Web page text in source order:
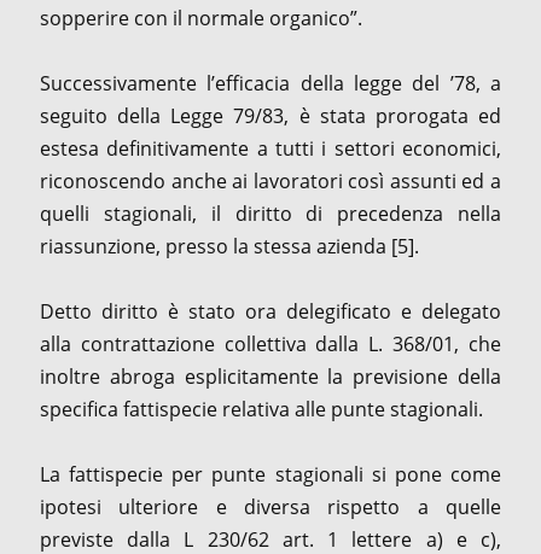
sopperire con il normale organico”.
Successivamente l’efficacia della legge del ’78, a
seguito della Legge 79/83, è stata prorogata ed
estesa definitivamente a tutti i settori economici,
riconoscendo anche ai lavoratori così assunti ed a
quelli stagionali, il diritto di precedenza nella
riassunzione, presso la stessa azienda [5].
Detto diritto è stato ora delegificato e delegato
alla contrattazione collettiva dalla L. 368/01, che
inoltre abroga esplicitamente la previsione della
specifica fattispecie relativa alle punte stagionali.
La fattispecie per punte stagionali si pone come
ipotesi ulteriore e diversa rispetto a quelle
previste dalla L 230/62 art. 1 lettere a) e c),